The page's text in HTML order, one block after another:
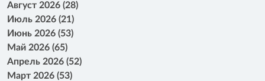
Август 2026 (28)
Июль 2026 (21)
Июнь 2026 (53)
Май 2026 (65)
Апрель 2026 (52)
Март 2026 (53)